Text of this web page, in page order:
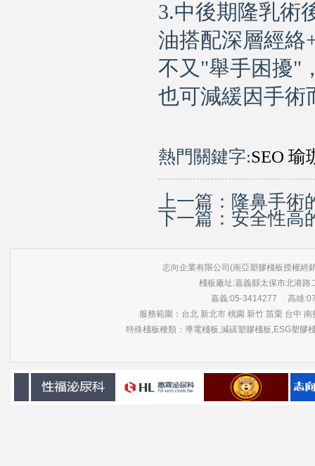
3.中後期隆乳術
油搭配深層經絡
不又"舉手困擾"
也可減緩因手術
熱門關鍵字:SEO 瑜
上一篇： 隆鼻手術
下一篇： 安全性高
志向企業有限公司(南亞塑膠棧板授權經
棧板廠址:嘉義縣太保市北港
嘉義:05-3414277 高雄
服務範圍：台北 新北市 桃園 新竹 苗栗 台中
特殊棧板種類：導電棧板,減碳塑膠棧板,ESG塑膠